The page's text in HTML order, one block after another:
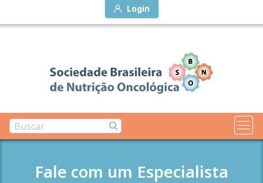
Login
Fale com um Especialista